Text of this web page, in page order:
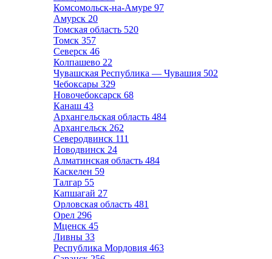
Комсомольск-на-Амуре 97
Амурск 20
Томская область 520
Томск 357
Северск 46
Колпашево 22
Чувашская Республика — Чувашия 502
Чебоксары 329
Новочебоксарск 68
Канаш 43
Архангельская область 484
Архангельск 262
Северодвинск 111
Новодвинск 24
Алматинская область 484
Каскелен 59
Талгар 55
Капшагай 27
Орловская область 481
Орел 296
Мценск 45
Ливны 33
Республика Мордовия 463